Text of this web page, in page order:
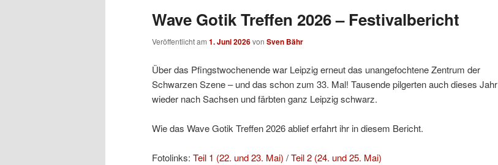
Wave Gotik Treffen 2026 – Festivalbericht
Veröffentlicht am 1. Juni 2026von Sven Bähr
Über das Pfingstwochenende war Leipzig erneut das unangefochtene Zentrum der
Schwarzen Szene – und das schon zum 33. Mal! Tausende pilgerten auch dieses Jahr
wieder nach Sachsen und färbten ganz Leipzig schwarz.
Wie das Wave Gotik Treffen 2026 ablief erfahrt ihr in diesem Bericht.
Fotolinks: Teil 1 (22. und 23. Mai) /Teil 2 (24. und 25. Mai)